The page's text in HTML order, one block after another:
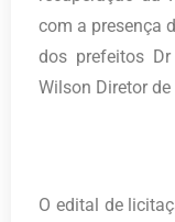
com a presença
dos prefeitos
Wilson Diretor
O edital de